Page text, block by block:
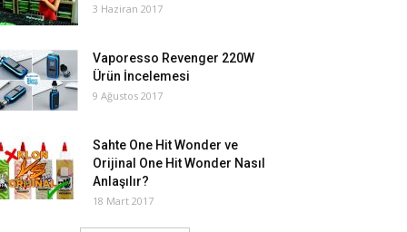
3 Haziran 2017
Vaporesso Revenger 220W
Ürün İncelemesi
9 Ağustos 2017
Sahte One Hit Wonder ve
Orijinal One Hit Wonder Nasıl
Anlaşılır?
18 Mart 2017